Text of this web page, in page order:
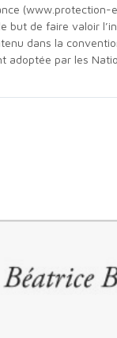
(www.protection-
but de faire valoir
dans la
adoptée par les